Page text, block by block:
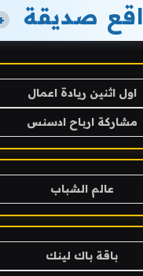
صديقة
اول اثنين ريادة اعمال
مشاركة ارباح ادسنس
عالم الشباب
باقة باك لينك